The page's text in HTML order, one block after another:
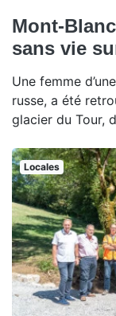
Mont-
sans vie
Une femme
russe, a été
glacier du Tour,
Locales